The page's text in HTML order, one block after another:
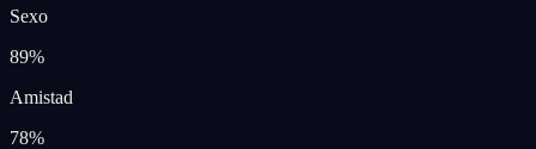
Sexo
89%
Amistad
78%